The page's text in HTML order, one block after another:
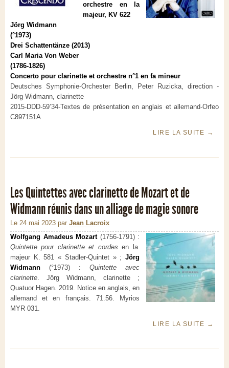
orchestre en la
majeur, KV 622
Jörg Widmann
(°1973)
Drei Schattentänze (2013)
Carl Maria Von Weber
(1786-1826)
Concerto pour clarinette et orchestre n°1 en fa mineur
Deutsches Symphonie-Orchester Berlin, Peter Ruzicka, direction -
Jörg Widmann, clarinette
2015-DDD-59’34-Textes de présentation en anglais et allemand-Orfeo
C897151A
LIRE LA SUITE →
Les Quintettes avec clarinette de Mozart et de
Widmann réunis dans un alliage de magie sonore
Le 24 mai 2023 par Jean Lacroix
Wolfgang Amadeus Mozart(1756-1791) :
Quintette pour clarinette et cordes en la
majeur K. 581 « Stadler-Quintet » ; Jörg
Widmann (°1973) : Quintette avec
clarinette. Jörg Widmann, clarinette ;
Quatuor Hagen. 2019. Notice en anglais, en
allemand et en français. 71.56. Myrios
MYR 031.
LIRE LA SUITE →